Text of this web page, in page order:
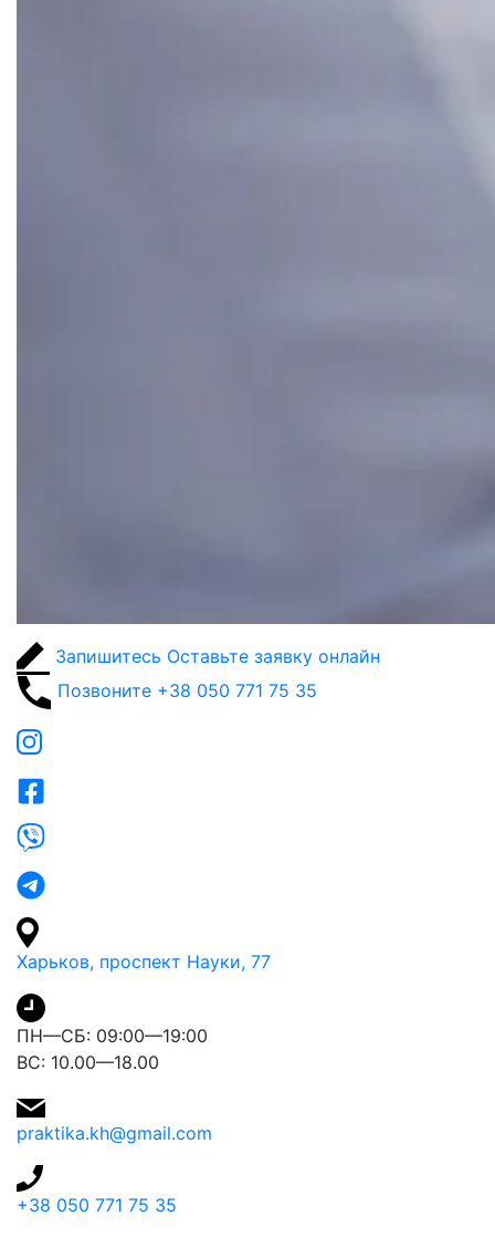
Запишитесь Оставьте заявку онлайн
Позвоните +38 050 771 75 35
Харьков, проспект Науки, 77
ПН—СБ: 09:00—19:00
ВС: 10.00—18.00
praktika.kh@gmail.com
+38 050 771 75 35